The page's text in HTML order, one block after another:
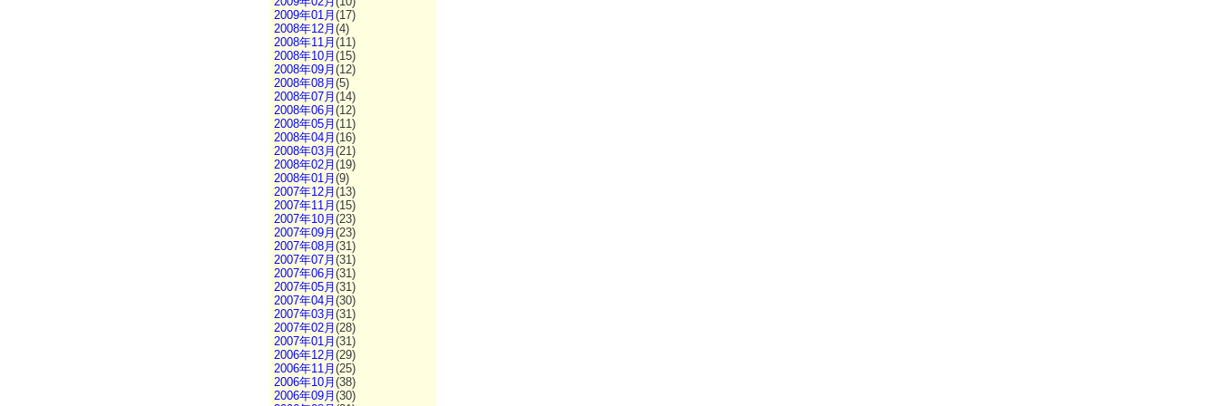
2009年01月 (17)
2008年12月 (4)
2008年11月 (11)
2008年10月 (15)
2008年09月 (12)
2008年08月 (5)
2008年07月 (14)
2008年06月 (12)
2008年05月 (11)
2008年04月 (16)
2008年03月 (21)
2008年02月 (19)
2008年01月 (9)
2007年12月 (13)
2007年11月 (15)
2007年10月 (23)
2007年09月 (23)
2007年08月 (31)
2007年07月 (31)
2007年06月 (31)
2007年05月 (31)
2007年04月 (30)
2007年03月 (31)
2007年02月 (28)
2007年01月 (31)
2006年12月 (29)
2006年11月 (25)
2006年10月 (38)
2006年09月 (30)